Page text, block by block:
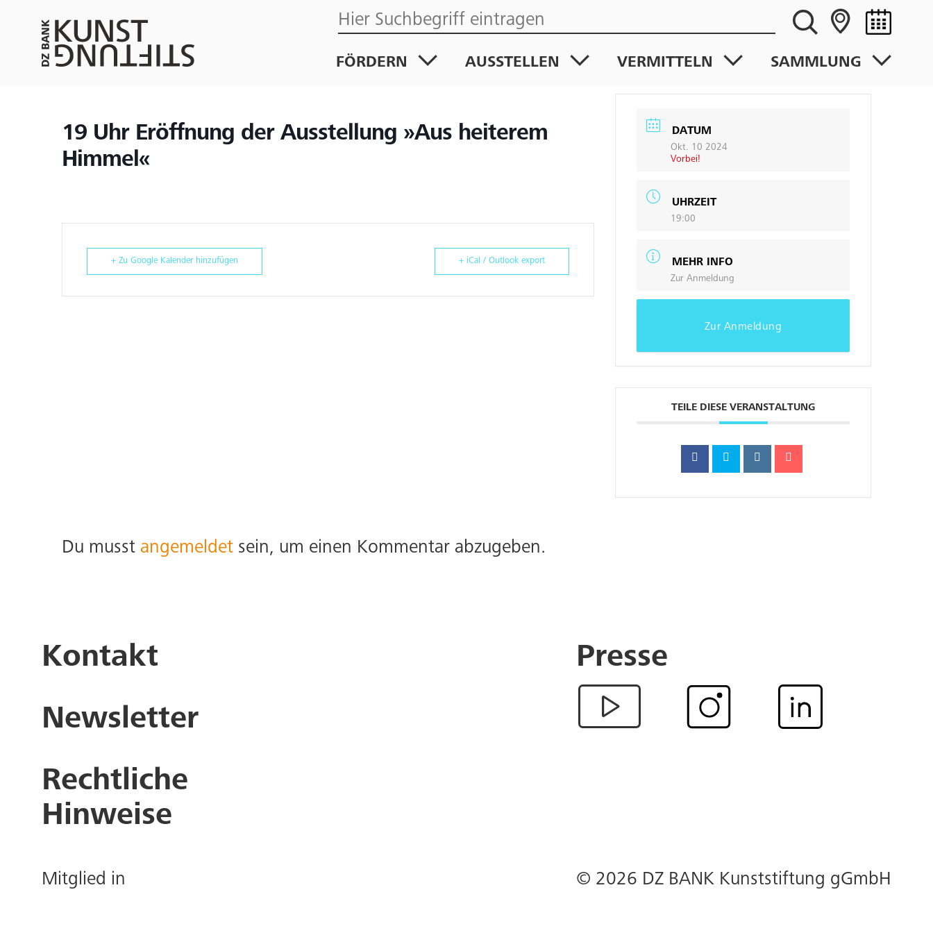
FÖRDERN AUSSTELLEN VERMITTELN SAMMLUNG
19 Uhr Eröffnung der Ausstellung »Aus heiterem
Himmel«
+ Zu Google Kalender hinzufügen + iCal / Outlook export
DATUM
Okt. 10 2024
Vorbei!
UHRZEIT
19:00
MEHR INFO
Zur Anmeldung
Zur Anmeldung
TEILE DIESE VERANSTALTUNG
Du musst angemeldet sein, um einen Kommentar abzugeben.
Kontakt
Newsletter
Rechtliche
Hinweise
Presse
© 2026 DZ BANK Kunststiftung gGmbH
Mitglied in